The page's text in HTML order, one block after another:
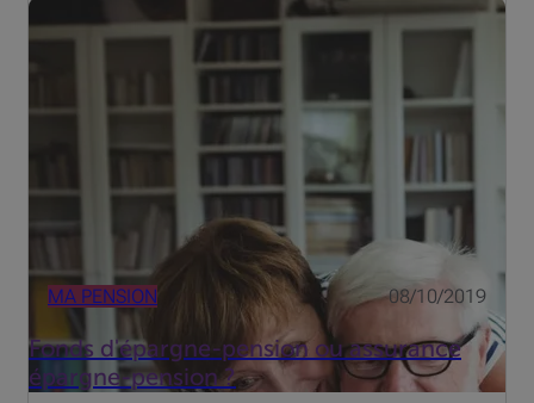
MA PENSION 08/10/2019
Fonds d'épargne-pension ou assurance
épargne-pension ?
Peu importe que vous choisissiezun fonds d'épargne-
pensionou uneassurance épargne-pension: vous
bénéficierez de toute façon d'une réduction d'impôt. Si
vous épargnez jusqu'à 980 euros, vous aurez droit dans